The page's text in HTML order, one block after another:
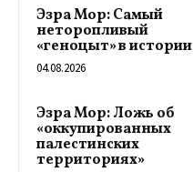
Эзра Мор: Самый
неторопливый
«геноцыт» в истории
04.08.2026
Эзра Мор: Ложь об
«оккупированных
палестинских
территориях»